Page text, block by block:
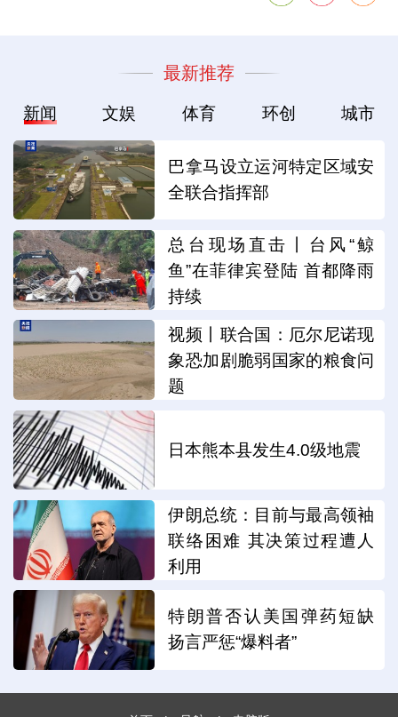
最新推荐
新闻 文娱 体育 环创 城市
巴拿马设立运河特定区域安
全联合指挥部
总台现场直击丨台风“鲸
鱼”在菲律宾登陆 首都降雨
持续
视频丨联合国：厄尔尼诺现
象恐加剧脆弱国家的粮食问
题
日本熊本县发生4.0级地震
伊朗总统：目前与最高领袖
联络困难 其决策过程遭人
利用
特朗普否认美国弹药短缺
扬言严惩“爆料者”